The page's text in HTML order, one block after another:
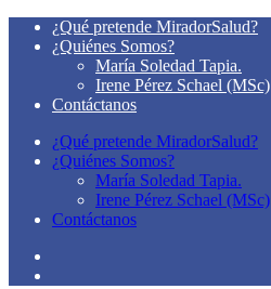
¿Qué pretende MiradorSalud?
¿Quiénes Somos?
María Soledad Tapia.
Irene Pérez Schael (MSc)
Contáctanos
¿Qué pretende MiradorSalud?
¿Quiénes Somos?
María Soledad Tapia.
Irene Pérez Schael (MSc)
Contáctanos